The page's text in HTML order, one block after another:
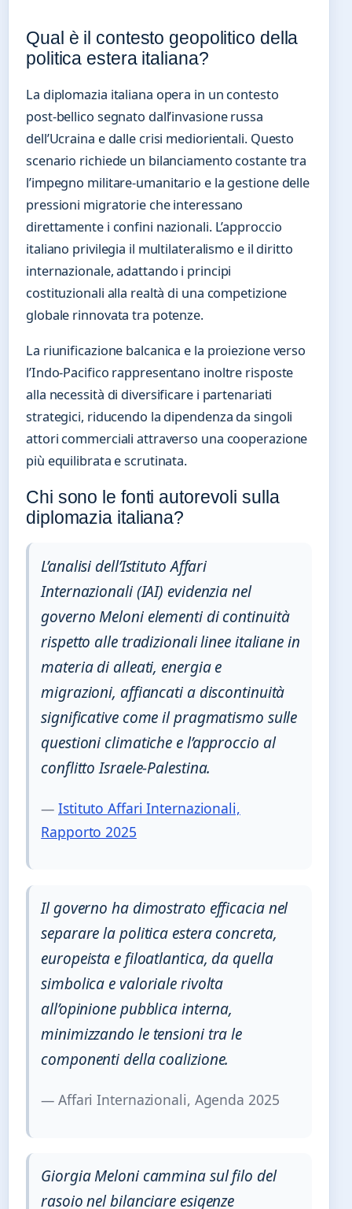
Qual è il contesto geopolitico della
politica estera italiana?
La diplomazia italiana opera in un contesto
post-bellico segnato dall’invasione russa
dell’Ucraina e dalle crisi mediorientali. Questo
scenario richiede un bilanciamento costante tra
l’impegno militare-umanitario e la gestione delle
pressioni migratorie che interessano
direttamente i confini nazionali. L’approccio
italiano privilegia il multilateralismo e il diritto
internazionale, adattando i principi
costituzionali alla realtà di una competizione
globale rinnovata tra potenze.
La riunificazione balcanica e la proiezione verso
l’Indo-Pacifico rappresentano inoltre risposte
alla necessità di diversificare i partenariati
strategici, riducendo la dipendenza da singoli
attori commerciali attraverso una cooperazione
più equilibrata e scrutinata.
Chi sono le fonti autorevoli sulla
diplomazia italiana?
L’analisi dell’Istituto Affari
Internazionali (IAI) evidenzia nel
governo Meloni elementi di continuità
rispetto alle tradizionali linee italiane in
materia di alleati, energia e
migrazioni, affiancati a discontinuità
significative come il pragmatismo sulle
questioni climatiche e l’approccio al
conflitto Israele-Palestina.
— Istituto Affari Internazionali,
Rapporto 2025
Il governo ha dimostrato efficacia nel
separare la politica estera concreta,
europeista e filoatlantica, da quella
simbolica e valoriale rivolta
all’opinione pubblica interna,
minimizzando le tensioni tra le
componenti della coalizione.
— Affari Internazionali, Agenda 2025
Giorgia Meloni cammina sul filo del
rasoio nel bilanciare esigenze